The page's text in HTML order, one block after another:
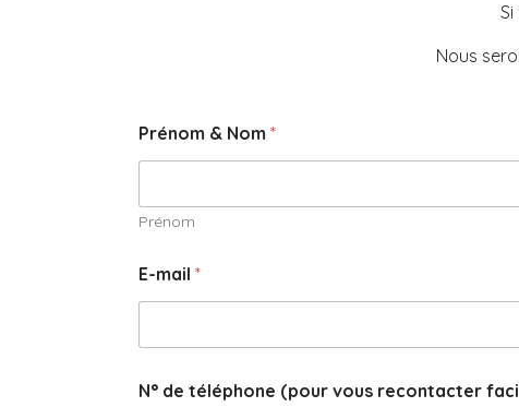
Nous
Prénom & Nom *
Prénom
E-mail *
N° de téléphone (pour vous recontacter